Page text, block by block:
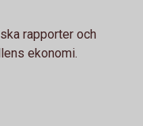
rapporter och
ekonomi.